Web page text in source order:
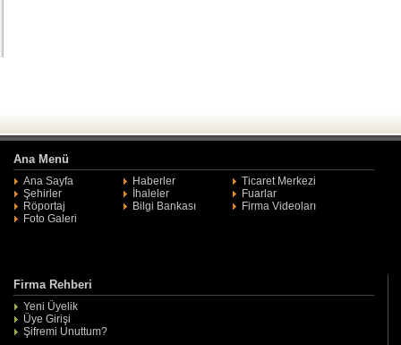
Ana Menü
Ana Sayfa Haberler
Ticaret Merkezi
Şehirler
İhaleler
Fuarlar
Röportaj
Bilgi Bankası
Firma Videoları
Foto Galeri
Firma Rehberi
Yeni Üyelik
Üye Girişi
Şifremi Unuttum?